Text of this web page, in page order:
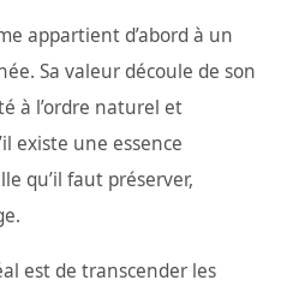
appartient d’abord à un
Sa valeur découle de son
à l’ordre naturel et
existe une essence
qu’il faut préserver,
est de transcender les